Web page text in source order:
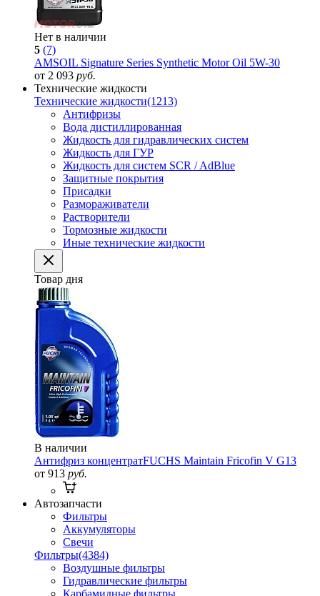
Нет в наличии
5 (7)
AMSOIL Signature Series Synthetic Motor Oil 5W-30
от 2 093 руб.
Технические жидкости
Технические жидкости(1213)
Антифризы
Вода дистиллированная
Жидкость для гидравлических систем
Жидкость для ГУР
Жидкость для систем SCR / AdBlue
Защитные покрытия
Присадки
Размораживатели
Растворители
Тормозные жидкости
Иные технические жидкости
Товар дня
В наличии
Антифриз концентратFUCHS Maintain Fricofin V G13
от 913 руб.
Автозапчасти
Фильтры
Аккумуляторы
Свечи
Фильтры(4384)
Воздушные фильтры
Гидравлические фильтры
Карбамидные фильтры